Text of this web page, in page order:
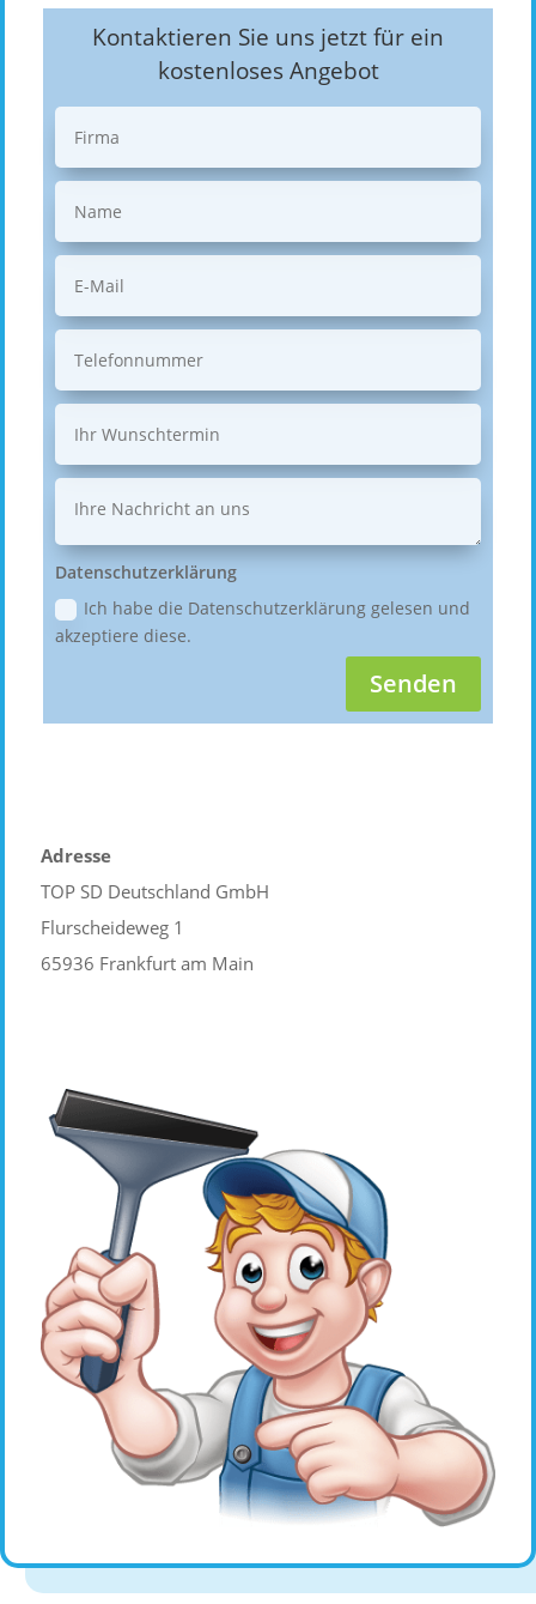
Kontaktieren Sie uns jetzt für ein
kostenloses Angebot
Datenschutzerklärung
Ich habe die Datenschutzerklärung gelesen und
akzeptiere diese.
Senden
Adresse
TOP SD Deutschland GmbH
Flurscheideweg 1
65936 Frankfurt am Main